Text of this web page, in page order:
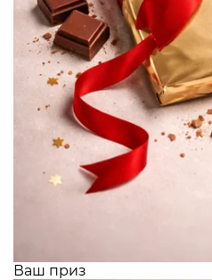
Ваш приз